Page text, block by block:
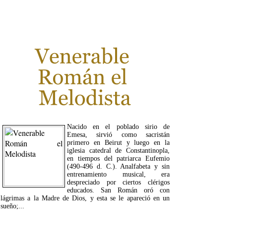
Nacido en el poblado sirio de
Emesa, sirvió como sacristán
primero en Beirut y luego en la
iglesia catedral de Constantinopla,
en tiempos del patriarca Eufemio
(490-496 d. C.). Analfabeta y sin
entrenamiento musical, era
despreciado por ciertos clérigos
educados. San Román oró con
lágrimas a la Madre de Dios, y esta se le apareció en un
sueño;...